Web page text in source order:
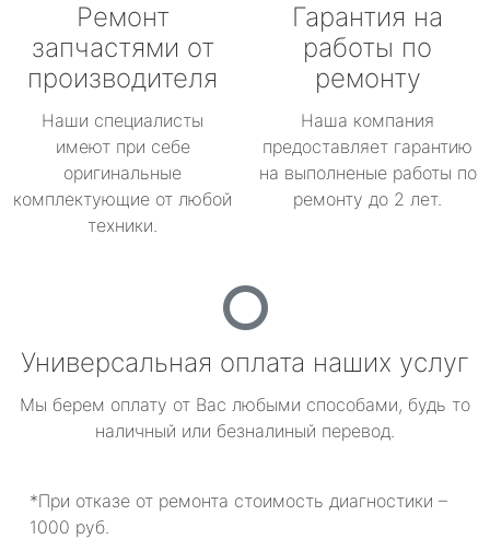
Ремонт
запчастями от
производителя
Наши специалисты
имеют при себе
оригинальные
комплектующие от любой
техники.
Гарантия на
работы по
ремонту
Наша компания
предоставляет гарантию
на выполненые работы по
ремонту до 2 лет.
Универсальная оплата наших услуг
Мы берем оплату от Вас любыми способами, будь то
наличный или безналиный перевод.
*При отказе от ремонта стоимость диагностики –
1000 руб.